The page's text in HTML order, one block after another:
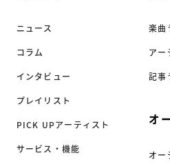
ニュース
コラム
インタビュー
プレイリスト
PICK UPアーティスト
サービス・機能
楽曲
アー
記事
オ
オー